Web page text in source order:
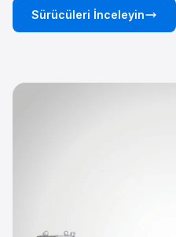
Sürücüleri İnceleyin